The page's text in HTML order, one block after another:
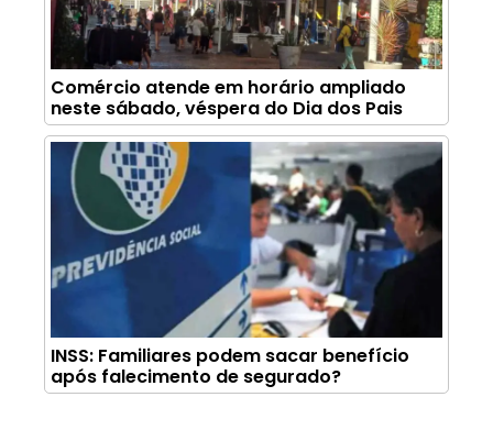
Comércio atende em horário ampliado
neste sábado, véspera do Dia dos Pais
INSS: Familiares podem sacar benefício
após falecimento de segurado?